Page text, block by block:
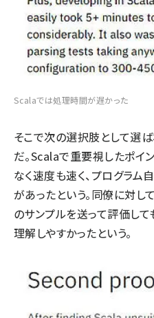
Scalaでは処理時間が遅かった
そこで次の選択肢として選
だ。Scalaで重要視したポイ
なく速度も速く、プログラム
があったという。同僚に対
のサンプルを送って評価し
理解しやすかったという。